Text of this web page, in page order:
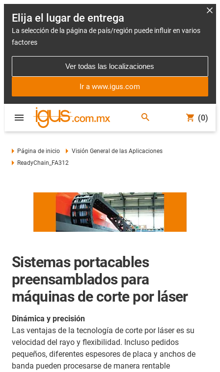
Elija el lugar de entrega
La selección de la página de país/región puede influir en varios
factores
Ver todas las localizaciones
Ir a www.igus.com
(0)
Página de inicio
Visión General de las Aplicaciones
ReadyChain_FA312
Sistemas portacables
preensamblados para
máquinas de corte por láser
Dinámica y precisión
Las ventajas de la tecnología de corte por láser es su
velocidad del rayo y flexibilidad. Incluso pedidos
pequeños, diferentes espesores de placa y anchos de
banda pueden procesarse de manera rentable